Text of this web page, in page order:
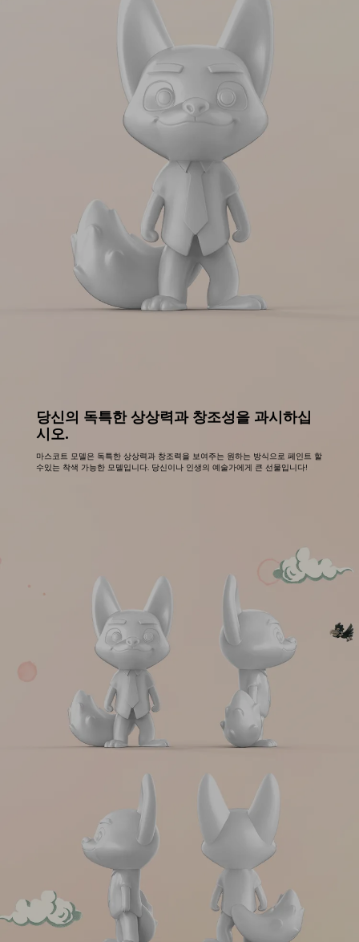
당신의 독특한 상상력과 창조성을 과시하십
시오.
마스코트 모델은 독특한 상상력과 창조력을 보여주는 원하는 방식으로 페인트 할
수있는 착색 가능한 모델입니다. 당신이나 인생의 예술가에게 큰 선물입니다!